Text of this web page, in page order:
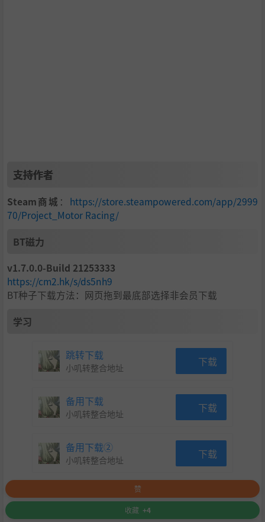
支持作者
Steam商城 ： https://store.steampowered.com/app/2999
70/Project_Motor Racing/
BT磁力
v1.7.0.0-Build 21253333
https://cm2.hk/s/ds5nh9
BT种子下载方法：网页拖到最底部选择非会员下载
学习
跳转下载
小叽转整合地址 下载
备用下载
小叽转整合地址 下载
备用下载②
小叽转整合地址 下载
赞
收藏 +4